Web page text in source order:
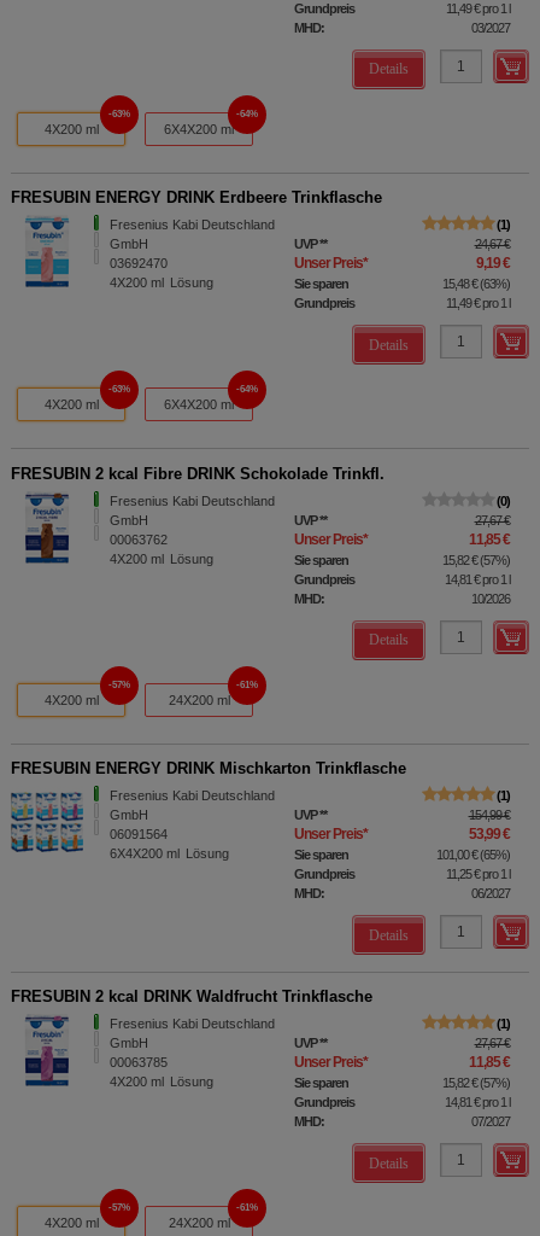
Grundpreis
11,49 €pro 1 l
MHD:
03/2027
Details
4X200 ml
63%
6X4X200 ml
64%
FRESUBIN ENERGY DRINK Erdbeere Trinkflasche
Fresenius Kabi Deutschland
GmbH
03692470
4X200 ml Lösung
1
UVP** 24,67 €
Unser Preis* 9,19 €
Sie sparen 15,48 €(63%)
Grundpreis
11,49 €pro 1 l
Details
4X200 ml
63%
6X4X200 ml
64%
FRESUBIN 2 kcal Fibre DRINK Schokolade Trinkfl.
Fresenius Kabi Deutschland
GmbH
00063762
4X200 ml Lösung
0
UVP** 27,67 €
Unser Preis* 11,85 €
Sie sparen 15,82 €(57%)
Grundpreis
14,81 €pro 1 l
MHD:
10/2026
Details
4X200 ml
57%
24X200 ml
61%
FRESUBIN ENERGY DRINK Mischkarton Trinkflasche
Fresenius Kabi Deutschland
GmbH
06091564
6X4X200 ml Lösung
1
UVP** 154,99 €
Unser Preis* 53,99 €
Sie sparen 101,00 €(65%)
Grundpreis
11,25 €pro 1 l
MHD:
06/2027
Details
FRESUBIN 2 kcal DRINK Waldfrucht Trinkflasche
Fresenius Kabi Deutschland
GmbH
00063785
4X200 ml Lösung
1
UVP** 27,67 €
Unser Preis* 11,85 €
Sie sparen 15,82 €(57%)
Grundpreis
14,81 €pro 1 l
MHD:
07/2027
Details
4X200 ml
57%
24X200 ml
61%